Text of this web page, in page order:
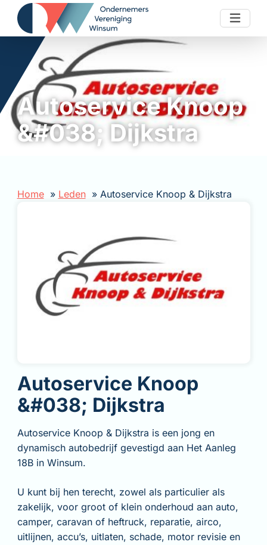
Skip to content
Autoservice Knoop
&#038; Dijkstra
Home Leden Autoservice Knoop & Dijkstra
Autoservice Knoop
&#038; Dijkstra
Autoservice Knoop & Dijkstra is een jong en
dynamisch autobedrijf gevestigd aan Het Aanleg
18B in Winsum.
U kunt bij hen terecht, zowel als particulier als
zakelijk, voor groot of klein onderhoud aan auto,
camper, caravan of heftruck, reparatie, airco,
uitlijnen, accu’s, uitlaten, schade, motor revisie en